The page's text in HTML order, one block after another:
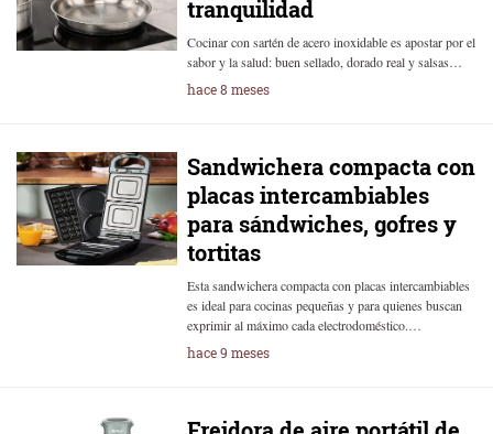
tranquilidad
Cocinar con sartén de acero inoxidable es apostar por el
sabor y la salud: buen sellado, dorado real y salsas…
hace 8 meses
Sandwichera compacta con
placas intercambiables
para sándwiches, gofres y
tortitas
Esta sandwichera compacta con placas intercambiables
es ideal para cocinas pequeñas y para quienes buscan
exprimir al máximo cada electrodoméstico.…
hace 9 meses